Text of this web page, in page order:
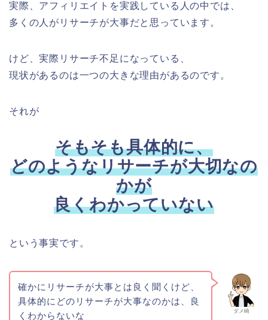
実際、アフィリエイトを実践している人の中では、
多くの人がリサーチが大事だと思っています。
けど、実際リサーチ不足になっている、
現状があるのは一つの大きな理由があるのです。
それが
そもそも具体的に、
どのようなリサーチが大切なの
かが
良くわかっていない
という事実です。
ダメ崎
確かにリサーチが大事とは良く聞くけど、
具体的にどのリサーチが大事なのかは、良
くわからないな